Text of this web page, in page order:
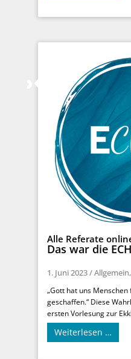
Alle Referate
Das war die
1. Juni 2023/Allgemein,
„Gott hat uns
geschaffen.“ Diese
ersten Vorlesung zur
Weiterlesen …